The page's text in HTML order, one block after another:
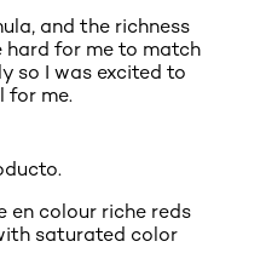
and the richness
hard for me to match
so I was excited to
for me.
en colour riche reds
saturated color